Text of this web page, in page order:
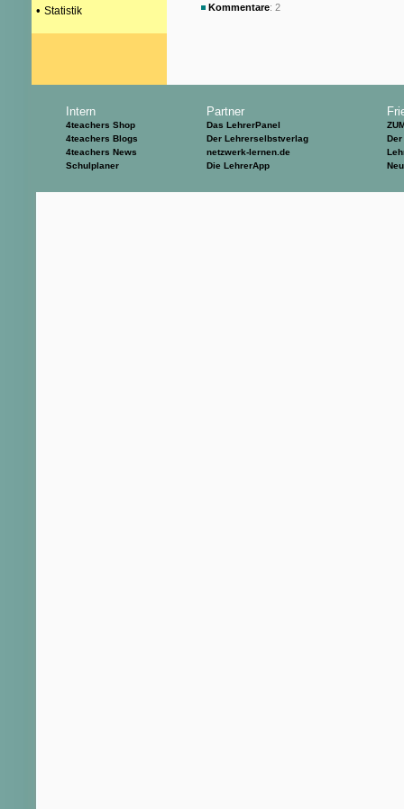
• Statistik
Kommentare: 2
Intern
4teachers Shop
4teachers Blogs
4teachers News
Schulplaner
Partner
Das LehrerPanel
Der Lehrerselbstverlag
netzwerk-lernen.de
Die LehrerApp